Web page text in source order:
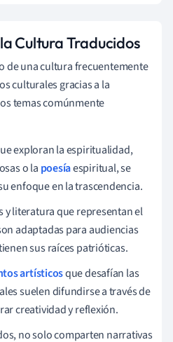
Cultura Traducidos
de una cultura frecuentemente
culturales gracias a la
temas comúnmente
exploran la espiritualidad,
o la poesíaespiritual, se
enfoque en la trascendencia.
y literatura que representan el
adaptadas para audiencias
sus raíces patrióticas.
artísticosque desafían las
suelen difundirse a través de
creatividad y reflexión.
no solo comparten narrativas